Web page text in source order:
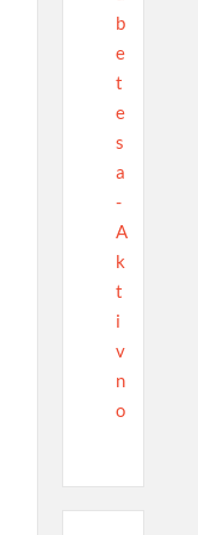
b
e
t
e
s
a
-
A
k
t
i
v
n
o